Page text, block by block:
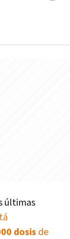
últimas
dosis de